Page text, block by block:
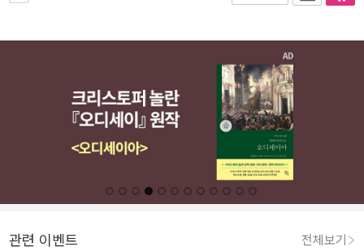
관련 이벤트 전체보기